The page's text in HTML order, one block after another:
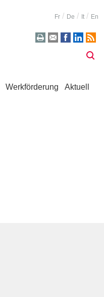
Fr De It En
Werkförderung Aktuell